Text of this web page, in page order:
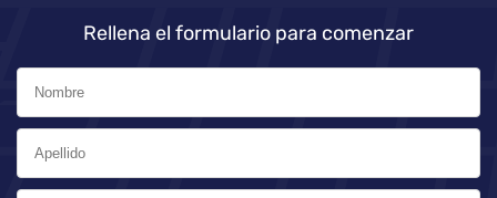
Rellena el formulario para comenzar